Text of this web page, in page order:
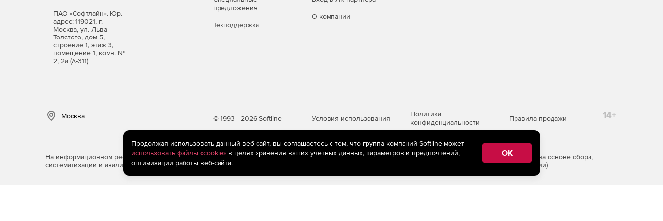
ПАО «Софтлайн». Юр.
адрес: 119021, г.
Москва, ул. Льва
Толстого, дом 5,
строение 1, этаж 3,
помещение 1, комн. №
2, 2а (А-311)
предложения
Техподдержка
О компании
Москва © 1993—2026 Softline Условия использования
Политика
конфиденциальности
Правила продажи 14+
На информационном ресурсе store.softline.ru применяютсярекомендательные технологии (информационные технологии предоставления информации на основе сбора,
систематизации и анализа сведений, относящихся к предпочтениям пользователей сети «Интернет», находящихся на территории Российской Федерации)
Продолжая использовать данный веб-сайт, вы соглашаетесь с тем, что группа компаний Softline может
использовать файлы «cookie»в целях хранения ваших учетных данных, параметров и предпочтений,
оптимизации работы веб-сайта.
OK